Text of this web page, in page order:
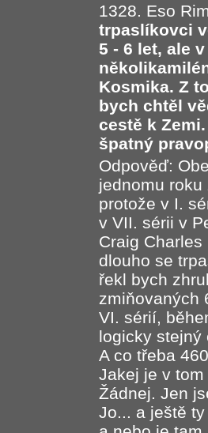
1328. Eso
trpaslíkovci
5 - 6 let, ale
Kosmika. Z
bych chtěl
cestě k
špatný
Odpověď:
jednomu
protože v I.
v VII. sérii v
Craig
dlouho se
řekl bych
zmiňovaných
VI. sérií,
logicky stejný
A co třeba
Jakej je v
Žádnej. Jen
Jo... a ještě